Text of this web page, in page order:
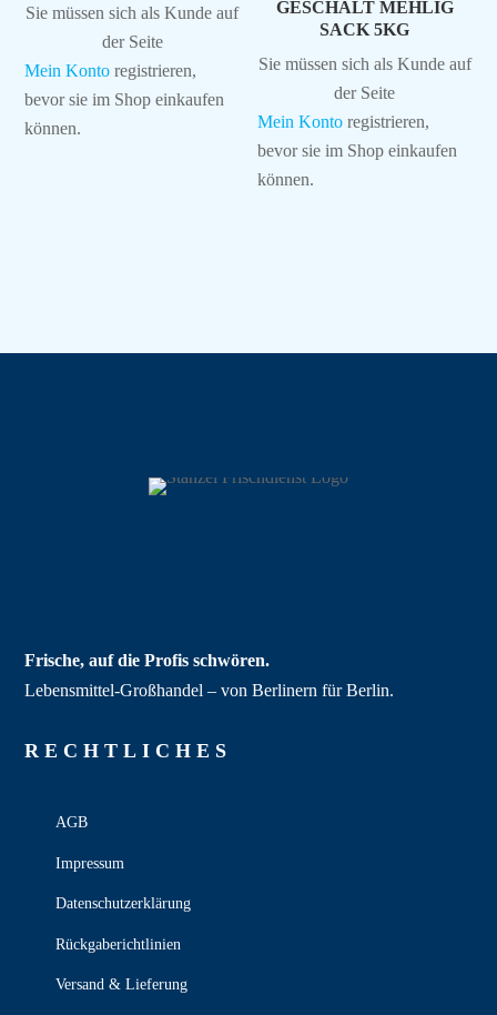
Sie müssen sich als Kunde auf
der Seite
Mein Konto registrieren,
bevor sie im Shop einkaufen
können.
GESCHÄLT MEHLIG
SACK 5KG
Sie müssen sich als Kunde auf
der Seite
Mein Konto registrieren,
bevor sie im Shop einkaufen
können.
Frische, auf die Profis schwören.
Lebensmittel‑Großhandel – von Berlinern für Berlin.
RECHT­LICHES
AGB
Impressum
Datenschutzerklärung
Rückgaberichtlinien
Versand & Lieferung